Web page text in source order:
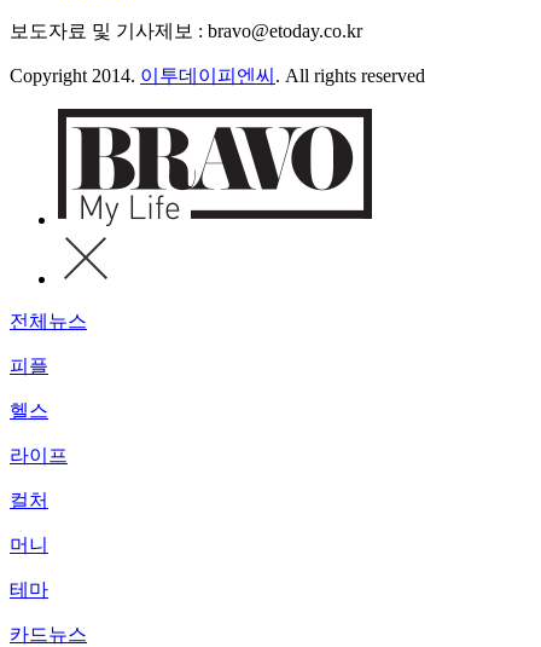
보도자료 및 기사제보 : bravo@etoday.co.kr
Copyright 2014. 이투데이피엔씨 . All rights reserved
전체뉴스
피플
헬스
라이프
컬처
머니
테마
카드뉴스